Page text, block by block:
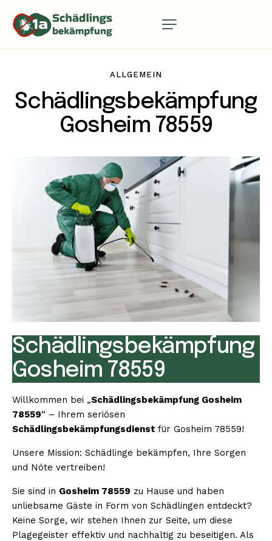
ALLGEMEIN
Schädlingsbekämpfung
Gosheim 78559
Schädlingsbekämpfung
Gosheim 78559
Willkommen bei „Schädlingsbekämpfung Gosheim
78559“ – Ihrem seriösen
Schädlingsbekämpfungsdienst für Gosheim 78559!
Unsere Mission: Schädlinge bekämpfen, Ihre Sorgen
und Nöte vertreiben!
Sie sind in Gosheim 78559 zu Hause und haben
unliebsame Gäste in Form von Schädlingen entdeckt?
Keine Sorge, wir stehen Ihnen zur Seite, um diese
Plagegeister effektiv und nachhaltig zu beseitigen. Als